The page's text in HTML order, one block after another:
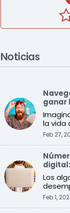
Noticias
ganar
la vida
¿qué
Feb 27,
Los
a la
Feb 1,